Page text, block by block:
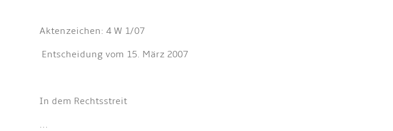
Aktenzeichen: 4 W 1/07
Entscheidung vom 15. März 2007
In dem Rechtsstreit
...